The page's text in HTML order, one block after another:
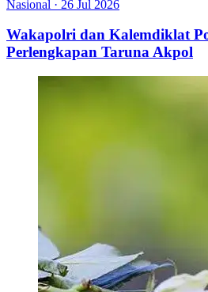
Nasional · 26 Jul 2026
Wakapolri dan Kalemdiklat
Perlengkapan Taruna Akpol